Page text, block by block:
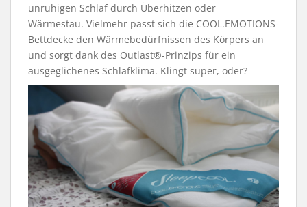
unruhigen Schlaf durch Überhitzen oder
Wärmestau. Vielmehr passt sich die COOL.EMOTIONS-
Bettdecke den Wärmebedürfnissen des Körpers an
und sorgt dank des Outlast®-Prinzips für ein
ausgeglichenes Schlafklima. Klingt super, oder?